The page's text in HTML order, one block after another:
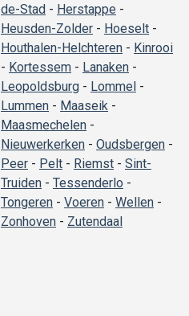
de-Stad - Herstappe -
Heusden-Zolder - Hoeselt -
Houthalen-Helchteren - Kinrooi
- Kortessem - Lanaken -
Leopoldsburg - Lommel -
Lummen - Maaseik -
Maasmechelen -
Nieuwerkerken - Oudsbergen -
Peer - Pelt - Riemst - Sint-
Truiden - Tessenderlo -
Tongeren - Voeren - Wellen -
Zonhoven - Zutendaal